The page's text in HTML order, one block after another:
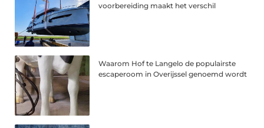
voorbereiding maakt het verschil
Waarom Hof te Langelo de populairste
escaperoom in Overijssel genoemd wordt